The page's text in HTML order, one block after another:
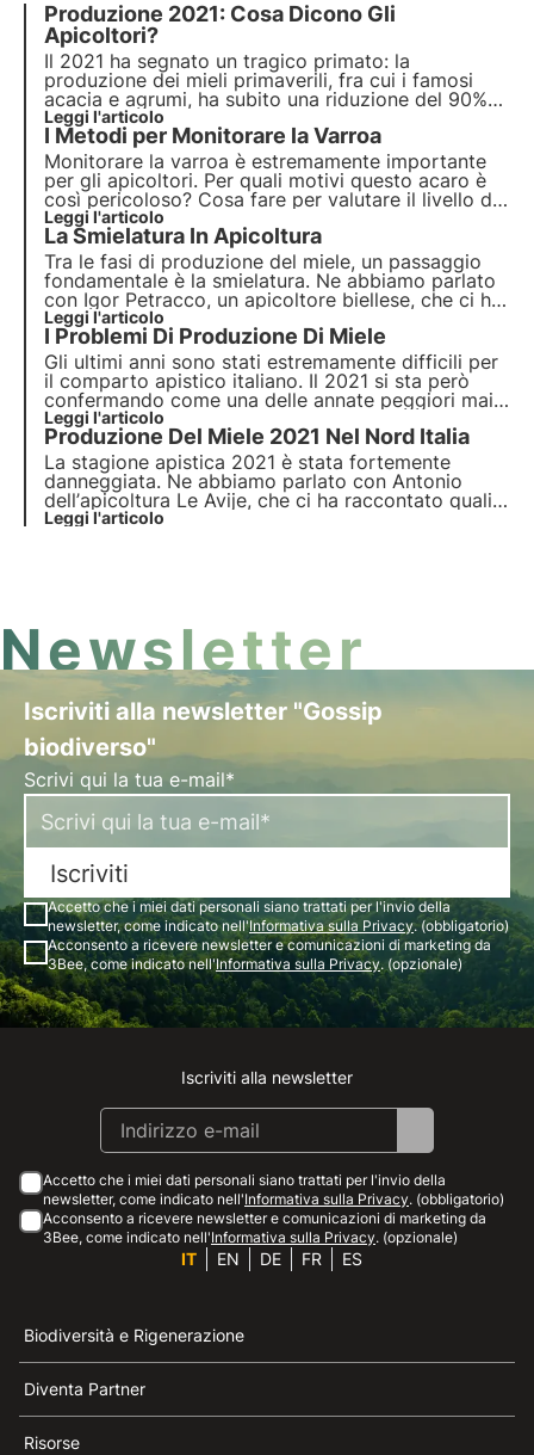
Produzione 2021: Cosa Dicono Gli
Apicoltori?
Il 2021 ha segnato un tragico primato: la
produzione dei mieli primaverili, fra cui i famosi
acacia e agrumi, ha subito una riduzione del 90%
rispetto alle medie degli scorsi anni. L’azzeramento
delle produzioni di miele primaverile ha obbligato
gli apicoltori a effettuare nutrizioni di emergenza.
Leggi l'articolo
I Metodi per Monitorare la Varroa
Monitorare la varroa è estremamente importante
per gli apicoltori. Per quali motivi questo acaro è
così pericoloso? Cosa fare per valutare il livello di
infestazione di un alveare? Scopriamolo insieme!
Leggi l'articolo
LaSmielatura In Apicoltura
Tra le fasi di produzione del miele, un passaggio
fondamentale è la smielatura. Ne abbiamo parlato
con Igor Petracco, un apicoltore biellese, che ci ha
portato a visitare il suo laboratorio di smielatura di
Biella Miele e ci ha raccontato i diversi passaggi
della smielatura.
Leggi l'articolo
I Problemi Di Produzione Di Miele
Gli ultimi anni sono stati estremamente difficili per
il comparto apistico italiano. Il 2021 si sta però
confermando come una delle annate peggiori mai
viste. Abbiamo chiesto a Giuseppe di Mauro,
titolare dell’azienda apistica Sicul Miele, di
raccontarci come sono stati questi primi mesi in
Sicilia.
Leggi l'articolo
Produzione Del Miele 2021 Nel Nord Italia
La stagione apistica 2021 è stata fortemente
danneggiata. Ne abbiamo parlato con Antonio
dell’apicoltura Le Avije, che ci ha raccontato quali
sono stati i fattori che hanno determinato questo
Leggi l'articolo
Newsletter
Iscriviti alla newsletter "Gossip
biodiverso"
Scrivi qui la tua e-mail*
Iscriviti
Accetto che i miei dati personali siano trattati per l'invio della
newsletter, come indicato nell'Informativa sulla Privacy. (obbligatorio)
Acconsento a ricevere newsletter e comunicazioni di marketing da
3Bee, come indicato nell'Informativa sulla Privacy. (opzionale)
Instagram
Facebook
Linkedin
Youtube
Iscriviti alla newsletter
Accetto che i miei dati personali siano trattati per l'invio della
newsletter, come indicato nell'Informativa sulla Privacy. (obbligatorio)
Acconsento a ricevere newsletter e comunicazioni di marketing da
3Bee, come indicato nell'Informativa sulla Privacy. (opzionale)
IT EN DE FR ES
Biodiversità e Rigenerazione
Diventa Partner
Risorse